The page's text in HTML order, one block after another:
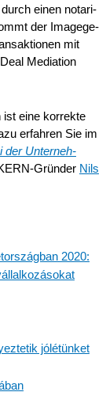
durch einen notari­
der Image­ge­
mit
Media­ti­on
ist eine korrek­te
erfah­ren Sie im
der Unter­neh­
Gründer Nils
2020:
jólétünket